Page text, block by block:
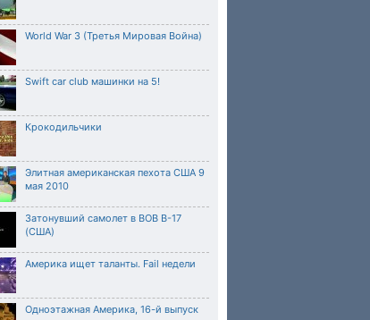
World War 3 (Третья Мировая Война)
Swift car club машинки на 5!
Крокодильчики
Элитная американская пехота США 9
мая 2010
Затонувший самолет в ВОВ B-17
(США)
Америка ищет таланты. Fail недели
Одноэтажная Америка, 16-й выпуск